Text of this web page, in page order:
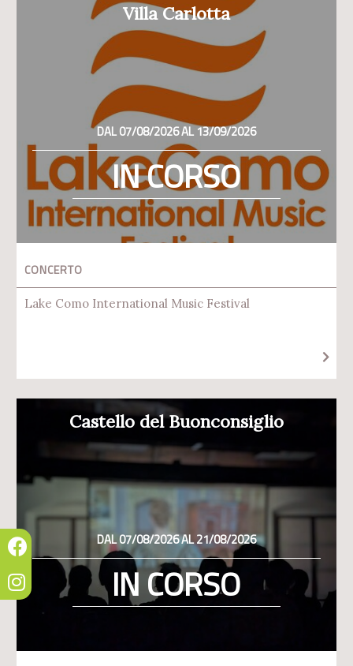
Villa Carlotta
DAL 07/08/2026 AL 13/09/2026
IN CORSO
CONCERTO
Lake Como International Music Festival
Castello del Buonconsiglio
DAL 07/08/2026 AL 21/08/2026
IN CORSO